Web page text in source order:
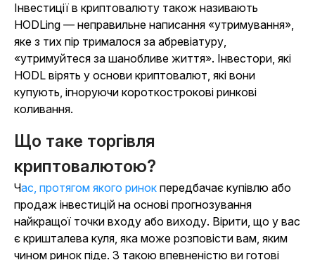
Інвестиції в криптовалюту також називають
HODLing — неправильне написання «утримування»,
яке з тих пір трималося за абревіатуру,
«утримуйтеся за шанобливе життя». Інвестори, які
HODL вірять у основи криптовалют, які вони
купують, ігноруючи короткострокові ринкові
коливання.
Що таке торгівля
криптовалютою?
Час, протягом якого ринок передбачає купівлю або
продаж інвестицій на основі прогнозування
найкращої точки входу або виходу. Вірити, що у вас
є кришталева куля, яка може розповісти вам, яким
чином ринок піде. З такою впевненістю ви готові